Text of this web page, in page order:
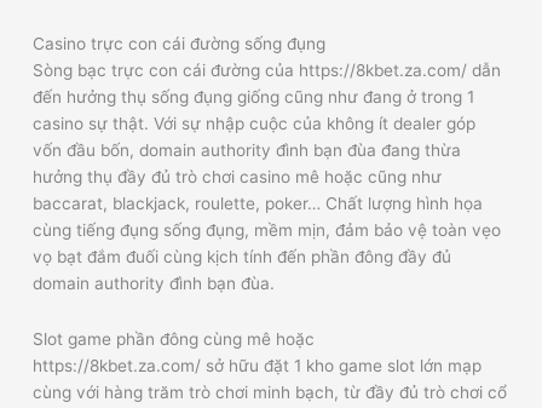
Casino trực con cái đường sống đụng
Sòng bạc trực con cái đường của https://8kbet.za.com/ dẫn
đến hưởng thụ sống đụng giống cũng như đang ở trong 1
casino sự thật. Với sự nhập cuộc của không ít dealer góp
vốn đầu bốn, domain authority đình bạn đùa đang thừa
hưởng thụ đầy đủ trò chơi casino mê hoặc cũng như
baccarat, blackjack, roulette, poker… Chất lượng hình họa
cùng tiếng đụng sống đụng, mềm mịn, đảm bảo vệ toàn vẹo
vọ bạt đắm đuối cùng kịch tính đến phần đông đầy đủ
domain authority đình bạn đùa.
Slot game phần đông cùng mê hoặc
https://8kbet.za.com/ sở hữu đặt 1 kho game slot lớn mạp
cùng với hàng trăm trò chơi minh bạch, từ đầy đủ trò chơi cổ